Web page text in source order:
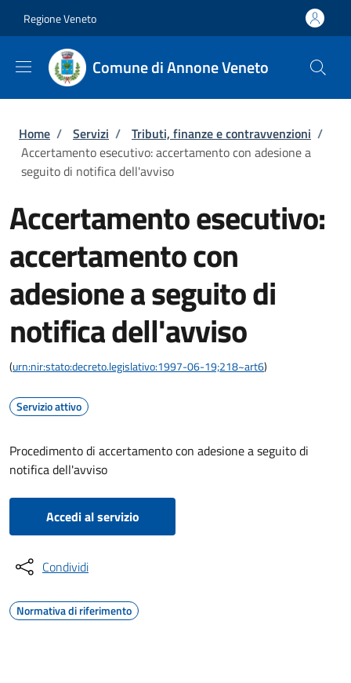
Regione Veneto
Comune di Annone Veneto
Briciole di pane
Home / Servizi / Tributi, finanze e contravvenzioni /
Accertamento esecutivo: accertamento con adesione a
seguito di notifica dell'avviso
Accertamento esecutivo:
accertamento con
adesione a seguito di
notifica dell'avviso
(urn:nir:stato:decreto.legislativo:1997-06-19;218~art6)
Servizio attivo
Procedimento di accertamento con adesione a seguito di
notifica dell'avviso
Accedi al servizio
Condividi
Normativa di riferimento